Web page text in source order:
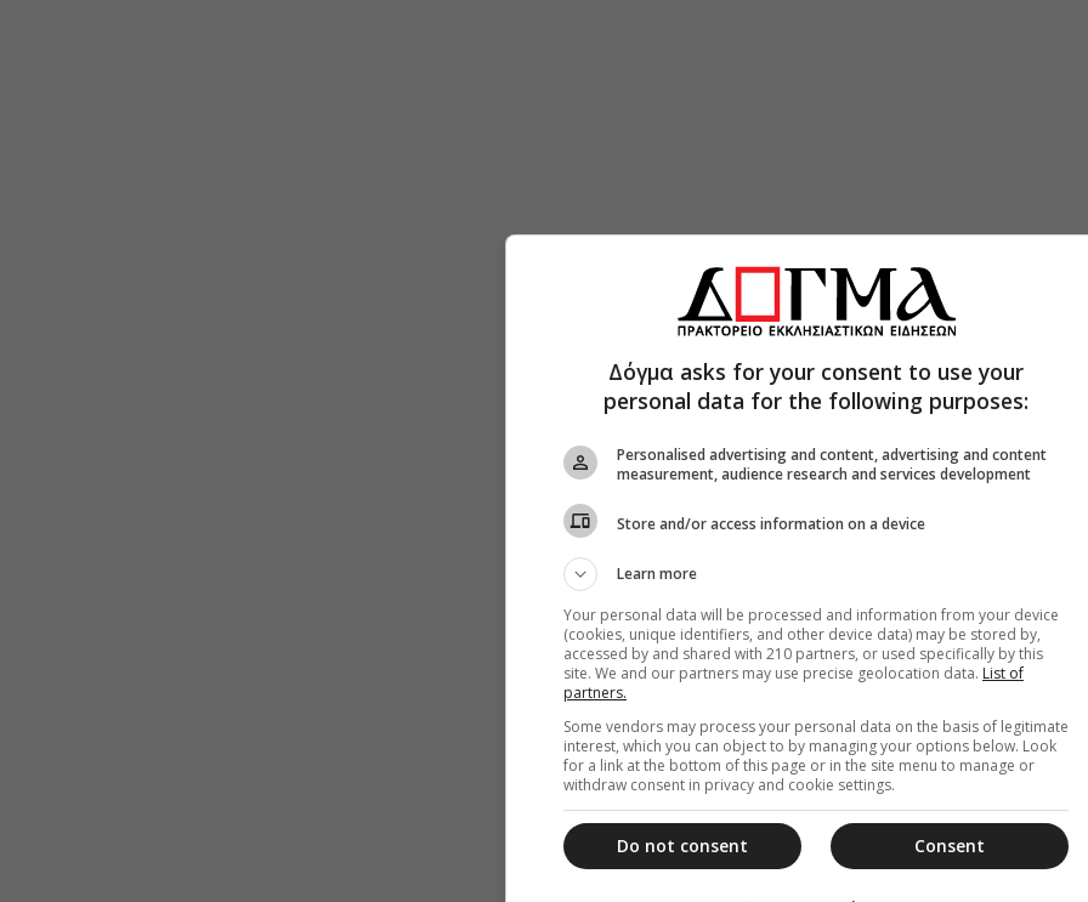
Δόγμα asks for your consent to use your
personal data for the following purposes:
Personalised advertising and content, advertising and content
measurement, audience research and services development
Store and/or access information on a device
Learn more
Your personal data will be processed and information from your device
(cookies, unique identifiers, and other device data) may be stored by,
accessed by and shared with 210 partners, or used specifically by this
site. We and our partners may use precise geolocation data. List of
partners.
Some vendors may process your personal data on the basis of legitimate
interest, which you can object to by managing your options below. Look
for a link at the bottom of this page or in the site menu to manage or
withdraw consent in privacy and cookie settings.
Consent
Do not consent